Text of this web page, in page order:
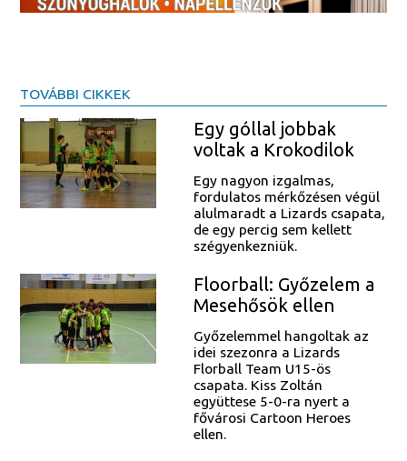
TOVÁBBI CIKKEK
Egy góllal jobbak
voltak a Krokodilok
Egy nagyon izgalmas,
fordulatos mérkőzésen végül
alulmaradt a Lizards csapata,
de egy percig sem kellett
szégyenkezniük.
Floorball: Győzelem a
Mesehősök ellen
Győzelemmel hangoltak az
idei szezonra a Lizards
Florball Team U15-ös
csapata. Kiss Zoltán
együttese 5-0-ra nyert a
fővárosi Cartoon Heroes
ellen.